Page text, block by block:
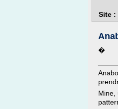
Site :
�
Mine,